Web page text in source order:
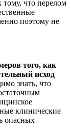
тому, что перелом
поэтому не
того, как
исход
знать, что
клинические
опасных